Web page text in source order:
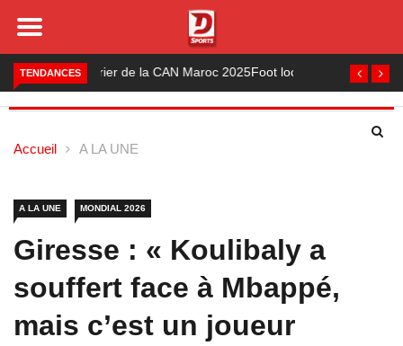
TENDANCES Foot local : les lauréats de la saison 2024-2025
Accueil A LA UNE
A LA UNE MONDIAL 2026
Giresse : « Koulibaly a
souffert face à Mbappé,
mais c’est un joueur